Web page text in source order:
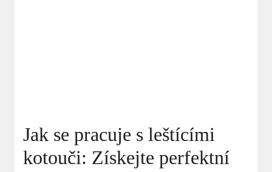
Jak se pracuje s leštícími
kotouči: Získejte perfektní